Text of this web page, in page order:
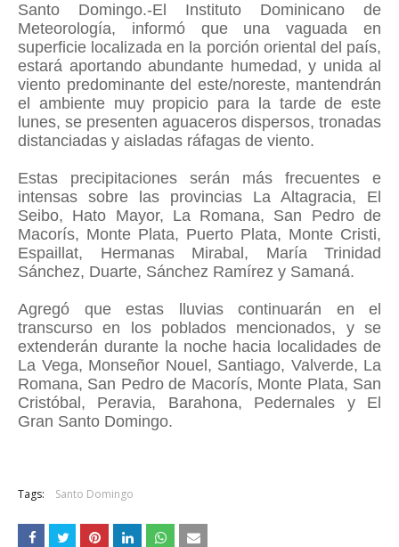
Santo Domingo.-El Instituto Dominicano de
Meteorología, informó que una vaguada en
superficie localizada en la porción oriental del país,
estará aportando abundante humedad, y unida al
viento predominante del este/noreste, mantendrán
el ambiente muy propicio para la tarde de este
lunes, se presenten aguaceros dispersos, tronadas
distanciadas y aisladas ráfagas de viento.
Estas precipitaciones serán más frecuentes e
intensas sobre las provincias La Altagracia, El
Seibo, Hato Mayor, La Romana, San Pedro de
Macorís, Monte Plata, Puerto Plata, Monte Cristi,
Espaillat, Hermanas Mirabal, María Trinidad
Sánchez, Duarte, Sánchez Ramírez y Samaná.
Agregó que estas lluvias continuarán en el
transcurso en los poblados mencionados, y se
extenderán durante la noche hacia localidades de
La Vega, Monseñor Nouel, Santiago, Valverde, La
Romana, San Pedro de Macorís, Monte Plata, San
Cristóbal, Peravia, Barahona, Pedernales y El
Gran Santo Domingo.
Tags: Santo Domingo